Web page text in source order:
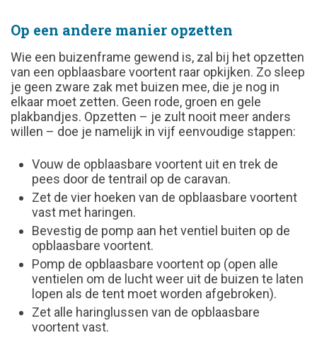
Op een andere manier opzetten
Wie een buizenframe gewend is, zal bij het opzetten
van een opblaasbare voortent raar opkijken. Zo sleep
je geen zware zak met buizen mee, die je nog in
elkaar moet zetten. Geen rode, groen en gele
plakbandjes. Opzetten – je zult nooit meer anders
willen – doe je namelijk in vijf eenvoudige stappen:
Vouw de opblaasbare voortent uit en trek de
pees door de tentrail op de caravan.
Zet de vier hoeken van de opblaasbare voortent
vast met haringen.
Bevestig de pomp aan het ventiel buiten op de
opblaasbare voortent.
Pomp de opblaasbare voortent op (open alle
ventielen om de lucht weer uit de buizen te laten
lopen als de tent moet worden afgebroken).
Zet alle haringlussen van de opblaasbare
voortent vast.